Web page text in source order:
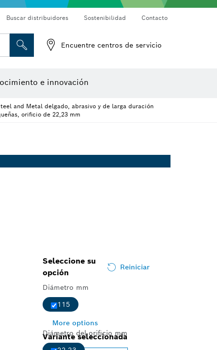
Buscar distribuidores Sostenibilidad Contacto
Encuentre centros de servicio
e innovación
and Metal delgado, abrasivo y de larga duración
orificio de 22,23 mm
Seleccione su
opción
Reiniciar
Diámetro mm
115
More options
Diámetro del orificio mm
Variante seleccionada